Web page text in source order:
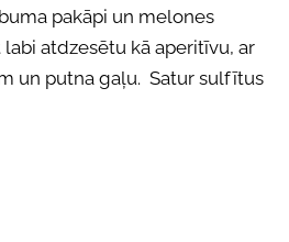
pakāpi un melones
atdzesētu kā aperitīvu, ar
un putna gaļu. Satur sulfītus